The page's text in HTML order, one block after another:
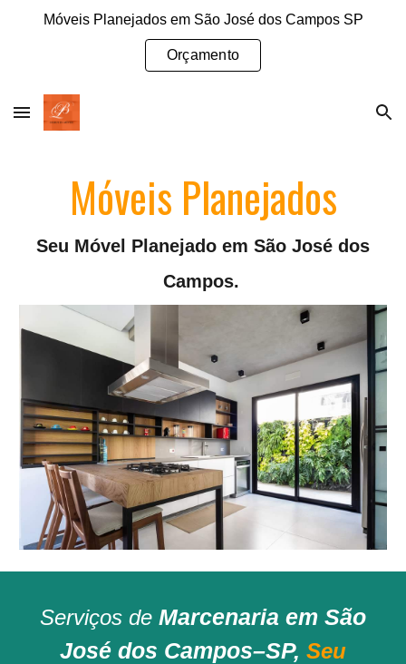
Móveis Planejados em São José dos Campos SP
Orçamento
Móveis Planejados
Seu Móvel Planejado em São José dos
Campos.
Serviços de Marcenaria em São
José dos Campos–SP, Seu